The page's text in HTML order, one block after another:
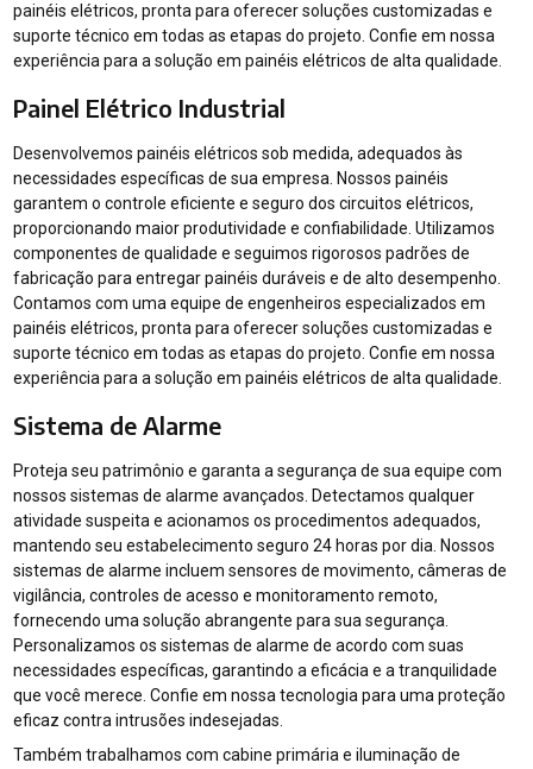
painéis elétricos, pronta para oferecer soluções customizadas e
suporte técnico em todas as etapas do projeto. Confie em nossa
experiência para a solução em painéis elétricos de alta qualidade.
Painel Elétrico Industrial
Desenvolvemos painéis elétricos sob medida, adequados às
necessidades específicas de sua empresa. Nossos painéis
garantem o controle eficiente e seguro dos circuitos elétricos,
proporcionando maior produtividade e confiabilidade. Utilizamos
componentes de qualidade e seguimos rigorosos padrões de
fabricação para entregar painéis duráveis e de alto desempenho.
Contamos com uma equipe de engenheiros especializados em
painéis elétricos, pronta para oferecer soluções customizadas e
suporte técnico em todas as etapas do projeto. Confie em nossa
experiência para a solução em painéis elétricos de alta qualidade.
Sistema de Alarme
Proteja seu patrimônio e garanta a segurança de sua equipe com
nossos sistemas de alarme avançados. Detectamos qualquer
atividade suspeita e acionamos os procedimentos adequados,
mantendo seu estabelecimento seguro 24 horas por dia. Nossos
sistemas de alarme incluem sensores de movimento, câmeras de
vigilância, controles de acesso e monitoramento remoto,
fornecendo uma solução abrangente para sua segurança.
Personalizamos os sistemas de alarme de acordo com suas
necessidades específicas, garantindo a eficácia e a tranquilidade
que você merece. Confie em nossa tecnologia para uma proteção
eficaz contra intrusões indesejadas.
Também trabalhamos com cabine primária e iluminação de